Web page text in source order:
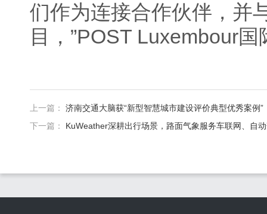
们作为连接合作伙伴，并
目，”POST Luxembour
上一篇： 济南交通大脑获“新型智慧城市建设评价典型优秀案例”
下一篇： KuWeather深耕出行场景，路面气象服务车联网、自